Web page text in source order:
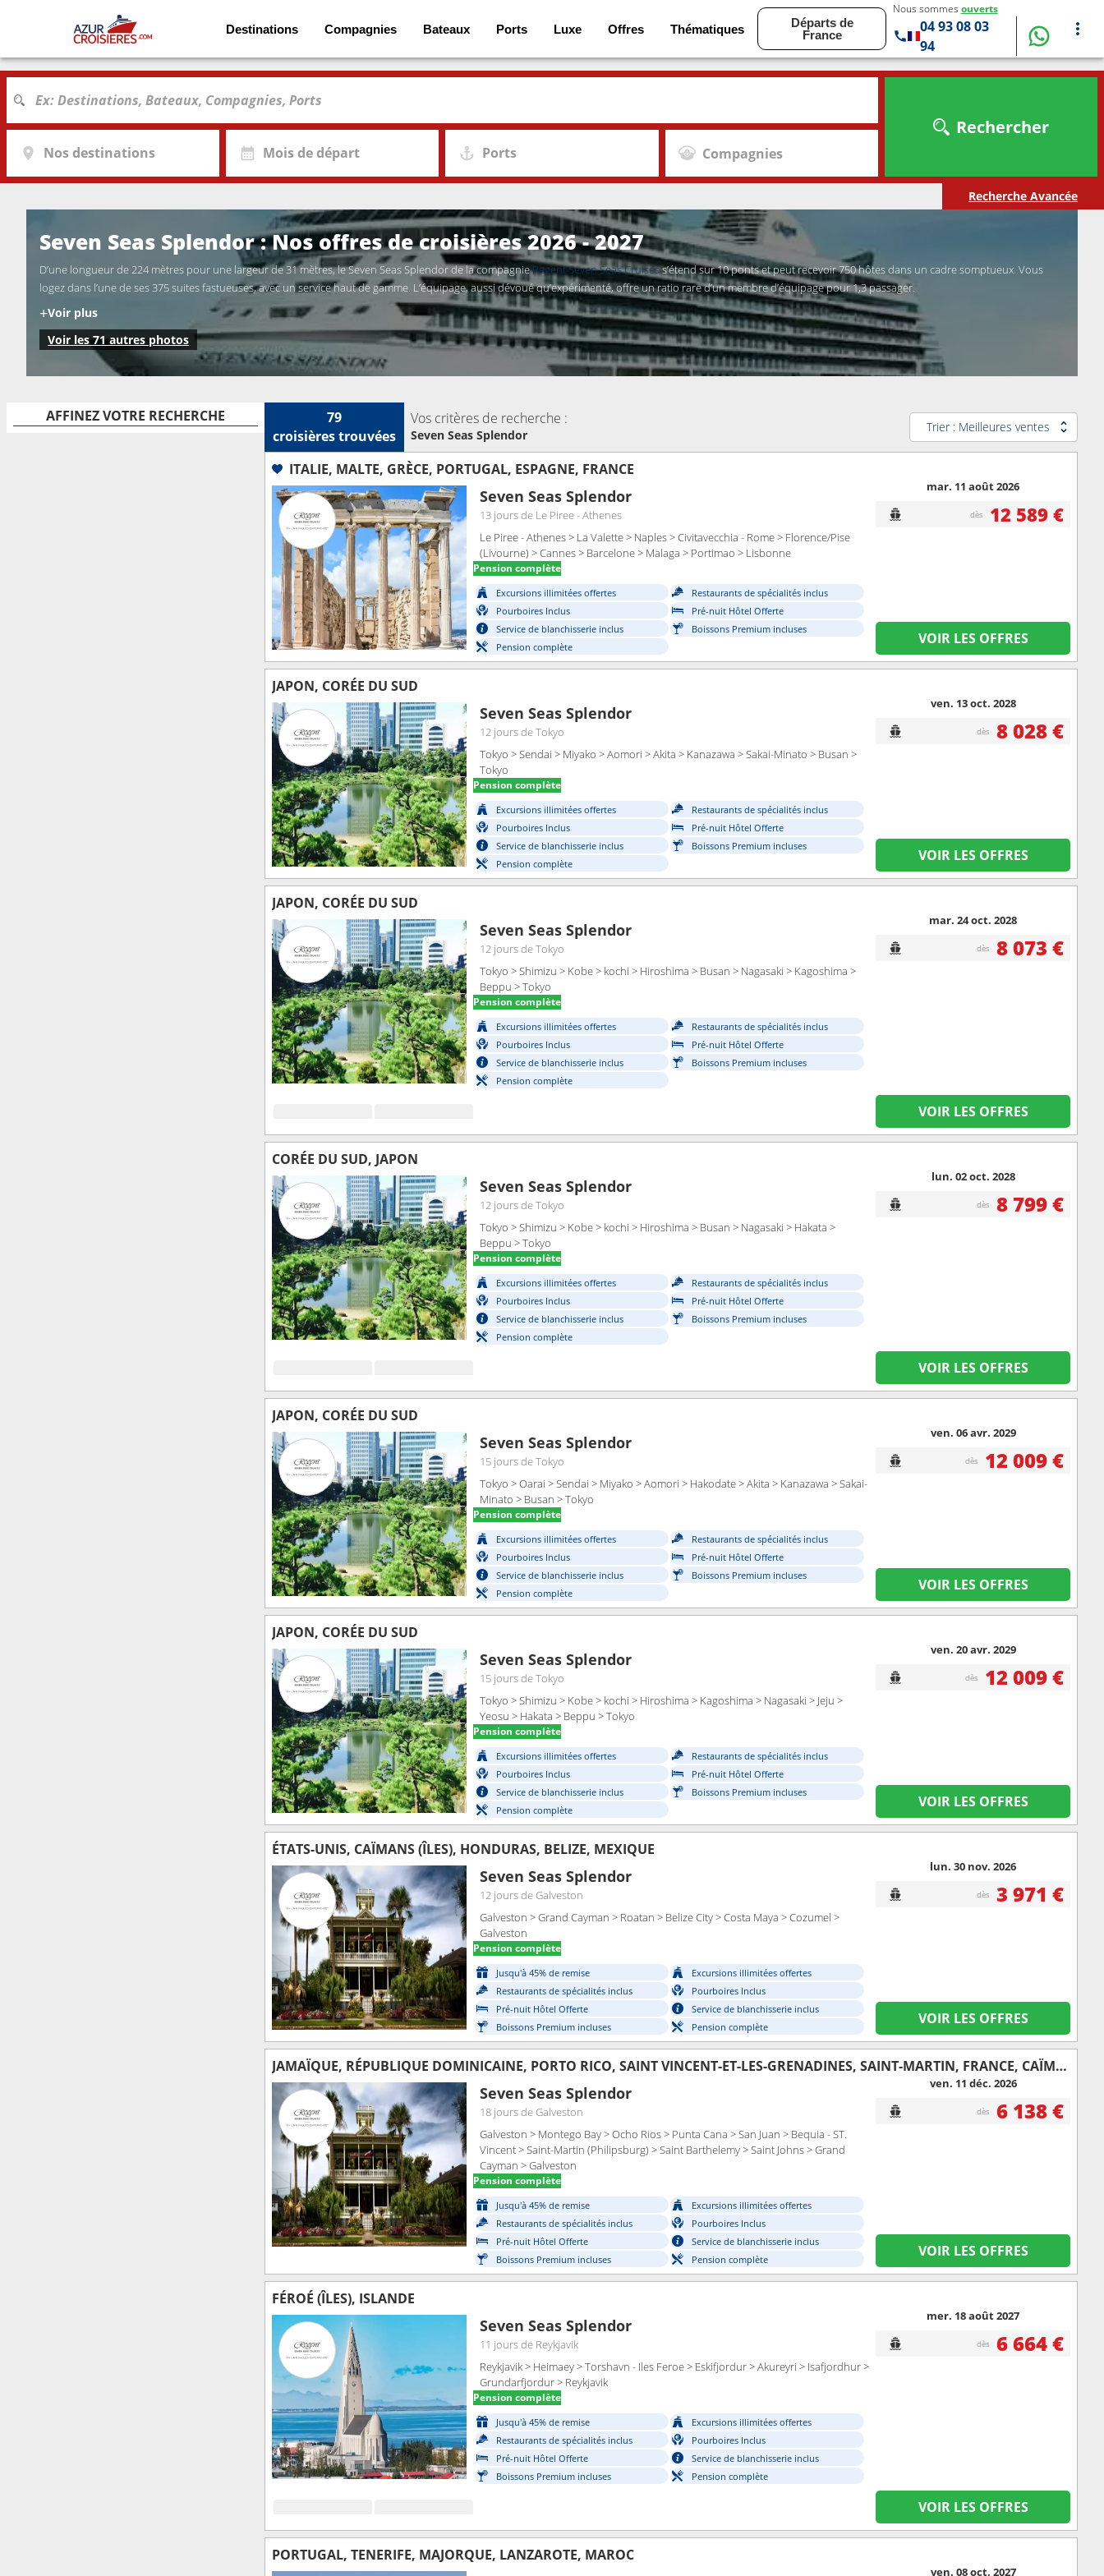
Destinations Compagnies Bateaux Ports Luxe Offres Thématiques
Départs de
France
Nous sommes ouverts
04 93 08 03
94
Nos destinations Mois de départ Ports Compagnies
Rechercher
Recherche Avancée
Seven Seas Splendor : Nos offres de croisières 2026 - 2027
D’une longueur de 224 mètres pour une largeur de 31 mètres, le Seven Seas Splendor de la compagnieRegent Seven Seas Cruisess’étend sur 10 ponts et peut recevoir 750 hôtes dans un cadre somptueux. Vous
logez dans l’une de ses 375 suites fastueuses, avec un service haut de gamme. L’équipage, aussi dévoué qu’expérimenté, offre un ratio rare d’un membre d’équipage pour 1,3 passager.
+Voir plus
Voir les 71 autres photos
AFFINEZ VOTRE RECHERCHE
79
croisièrestrouvées
Vos critères de recherche :
Seven Seas Splendor
Trier : Meilleures ventes
ITALIE, MALTE, GRÈCE, PORTUGAL, ESPAGNE, FRANCE
Seven Seas Splendor
13 joursde Le Piree - Athenes
Le Piree - Athenes > La Valette > Naples > Civitavecchia - Rome > Florence/Pise
(Livourne) > Cannes > Barcelone > Malaga > Portimao > Lisbonne
Pension complète
Excursions illimitées offertes
Restaurants de spécialités inclus
Pourboires Inclus
Pré-nuit Hôtel Offerte
Service de blanchisserie inclus
Boissons Premium incluses
Pension complète
mar. 11 août 2026
dès 12 589 €
VOIR LES OFFRES
JAPON, CORÉE DU SUD
Seven Seas Splendor
12 joursde Tokyo
Tokyo > Sendai > Miyako > Aomori > Akita > Kanazawa > Sakai-Minato > Busan >
Tokyo
Pension complète
Excursions illimitées offertes
Restaurants de spécialités inclus
Pourboires Inclus
Pré-nuit Hôtel Offerte
Service de blanchisserie inclus
Boissons Premium incluses
Pension complète
ven. 13 oct. 2028
dès 8 028 €
VOIR LES OFFRES
JAPON, CORÉE DU SUD
Seven Seas Splendor
12 joursde Tokyo
Tokyo > Shimizu > Kobe > kochi > Hiroshima > Busan > Nagasaki > Kagoshima >
Beppu > Tokyo
Pension complète
Excursions illimitées offertes
Restaurants de spécialités inclus
Pourboires Inclus
Pré-nuit Hôtel Offerte
Service de blanchisserie inclus
Boissons Premium incluses
Pension complète
mar. 24 oct. 2028
dès 8 073 €
VOIR LES OFFRES
CORÉE DU SUD, JAPON
Seven Seas Splendor
12 joursde Tokyo
Tokyo > Shimizu > Kobe > kochi > Hiroshima > Busan > Nagasaki > Hakata >
Beppu > Tokyo
Pension complète
Excursions illimitées offertes
Restaurants de spécialités inclus
Pourboires Inclus
Pré-nuit Hôtel Offerte
Service de blanchisserie inclus
Boissons Premium incluses
Pension complète
lun. 02 oct. 2028
dès 8 799 €
VOIR LES OFFRES
JAPON, CORÉE DU SUD
Seven Seas Splendor
15 joursde Tokyo
Tokyo > Oarai > Sendai > Miyako > Aomori > Hakodate > Akita > Kanazawa > Sakai-
Minato > Busan > Tokyo
Pension complète
Excursions illimitées offertes
Restaurants de spécialités inclus
Pourboires Inclus
Pré-nuit Hôtel Offerte
Service de blanchisserie inclus
Boissons Premium incluses
Pension complète
ven. 06 avr. 2029
dès 12 009 €
VOIR LES OFFRES
JAPON, CORÉE DU SUD
Seven Seas Splendor
15 joursde Tokyo
Tokyo > Shimizu > Kobe > kochi > Hiroshima > Kagoshima > Nagasaki > Jeju >
Yeosu > Hakata > Beppu > Tokyo
Pension complète
Excursions illimitées offertes
Restaurants de spécialités inclus
Pourboires Inclus
Pré-nuit Hôtel Offerte
Service de blanchisserie inclus
Boissons Premium incluses
Pension complète
ven. 20 avr. 2029
dès 12 009 €
VOIR LES OFFRES
ÉTATS-UNIS, CAÏMANS (ÎLES), HONDURAS, BELIZE, MEXIQUE
Seven Seas Splendor
12 joursde Galveston
Galveston > Grand Cayman > Roatan > Belize City > Costa Maya > Cozumel >
Galveston
Pension complète
Jusqu'à 45% de remise
Excursions illimitées offertes
Restaurants de spécialités inclus
Pourboires Inclus
Pré-nuit Hôtel Offerte
Service de blanchisserie inclus
Boissons Premium incluses
Pension complète
lun. 30 nov. 2026
dès 3 971 €
VOIR LES OFFRES
JAMAÏQUE, RÉPUBLIQUE DOMINICAINE, PORTO RICO, SAINT VINCENT-ET-LES-GRENADINES, SAINT-MARTIN, FRANCE, CAÏMANS (ÎLES), ÉTATS-UNIS
Seven Seas Splendor
18 joursde Galveston
Galveston > Montego Bay > Ocho Rios > Punta Cana > San Juan > Bequia - ST.
Vincent > Saint-Martin (Philipsburg) > Saint Barthelemy > Saint Johns > Grand
Cayman > Galveston
Pension complète
Jusqu'à 45% de remise
Excursions illimitées offertes
Restaurants de spécialités inclus
Pourboires Inclus
Pré-nuit Hôtel Offerte
Service de blanchisserie inclus
Boissons Premium incluses
Pension complète
ven. 11 déc. 2026
dès 6 138 €
VOIR LES OFFRES
FÉROÉ (ÎLES), ISLANDE
Seven Seas Splendor
11 joursde Reykjavik
Reykjavik > Heimaey > Torshavn - Iles Feroe > Eskifjordur > Akureyri > Isafjordhur >
Grundarfjordur > Reykjavik
Pension complète
Jusqu'à 45% de remise
Excursions illimitées offertes
Restaurants de spécialités inclus
Pourboires Inclus
Pré-nuit Hôtel Offerte
Service de blanchisserie inclus
Boissons Premium incluses
Pension complète
mer. 18 août 2027
dès 6 664 €
VOIR LES OFFRES
PORTUGAL, TENERIFE, MAJORQUE, LANZAROTE, MAROC
ven. 08 oct. 2027